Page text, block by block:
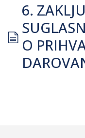
document
6.
O